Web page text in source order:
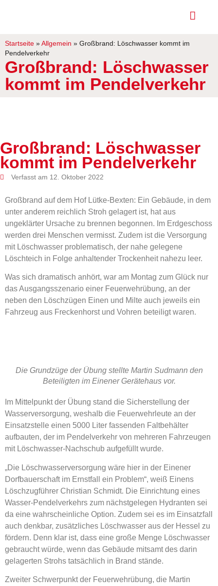
Startseite » Allgemein » Großbrand: Löschwasser kommt im
Pendelverkehr
Großbrand: Löschwasser
kommt im Pendelverkehr
Großbrand: Löschwasser
kommt im Pendelverkehr
Verfasst am 12. Oktober 2022
Großbrand auf dem Hof Lütke-Bexten: Ein Gebäude, in dem
unter anderem reichlich Stroh gelagert ist, hat aus
ungeklärter Ursache zu brennen begonnen. Im Erdgeschoss
werden drei Menschen vermisst. Zudem ist die Versorgung
mit Löschwasser problematisch, der nahe gelegene
Löschteich in Folge anhaltender Trockenheit nahezu leer.
Was sich dramatisch anhört, war am Montag zum Glück nur
das Ausgangsszenario einer Feuerwehrübung, an der
neben den Löschzügen Einen und Milte auch jeweils ein
Fahrzeug aus Freckenhorst und Vohren beteiligt waren.
Die Grundzüge der Übung stellte Martin Sudmann den
Beteiligten im Einener Gerätehaus vor.
Im Mittelpunkt der Übung stand die Sicherstellung der
Wasserversorgung, weshalb die Feuerwehrleute an der
Einsatzstelle einen 5000 Liter fassenden Faltbehälter
aufbauten, der im Pendelverkehr von mehreren Fahrzeugen
mit Löschwasser-Nachschub aufgefüllt wurde.
„Die Löschwasserversorgung wäre hier in der Einener
Dorfbauerschaft im Ernstfall ein Problem“, weiß Einens
Löschzugführer Christian Schmidt. Die Einrichtung eines
Wasser-Pendelverkehrs zum nächstgelegen Hydranten sei
da eine wahrscheinliche Option. Zudem sei es im Einsatzfall
auch denkbar, zusätzliches Löschwasser aus der Hessel zu
fördern. Denn klar ist, dass eine große Menge Löschwasser
gebraucht würde, wenn das Gebäude mitsamt des darin
gelagerten Strohs tatsächlich in Brand stände.
Zweiter Schwerpunkt der Feuerwehrübung, die Martin